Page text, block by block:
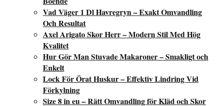
Vad Väger 1 Dl Havregryn – Exakt Omvandling
Och Resultat
Axel Arigato Skor Herr – Modern Stil Med Hög
Kvalitet
Hur Gör Man Stuvade Makaroner – Smakligt och
Enkelt
Lock För Örat Huskur – Effektiv Lindring Vid
Förkylning
Size 8 in eu – Rätt Omvandling för Kläd och Skor